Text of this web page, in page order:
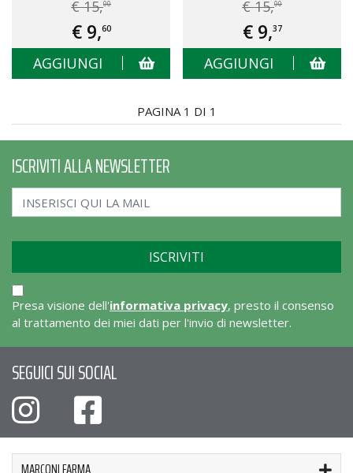
€ 15,00
€ 9,60
AGGIUNGI
€ 15,00
€ 9,37
AGGIUNGI
PAGINA 1 DI 1
ISCRIVITI ALLA NEWSLETTER
Presa visione dell'informativa privacy, presto il consenso
al trattamento dei miei dati per l'invio di newsletter.
SEGUICI SUI SOCIAL